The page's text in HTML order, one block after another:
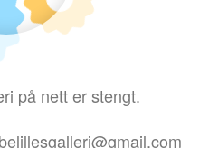
på nett er stengt.